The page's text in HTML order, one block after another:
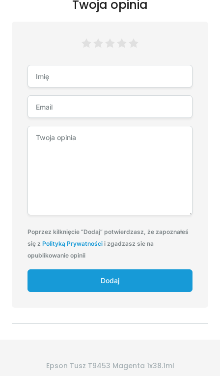
Twoja opinia
Poprzez kilknięcie “Dodaj” potwierdzasz, że zapoznałeś
się z Polityką Prywatności i zgadzasz sie na
opublikowanie opinii
Dodaj
Epson Tusz T9453 Magenta 1x38.1ml